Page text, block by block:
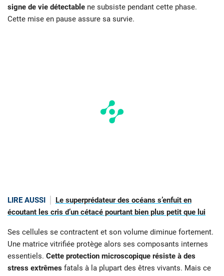
signe de vie détectable ne subsiste pendant cette phase.
Cette mise en pause assure sa survie.
LIRE AUSSI
Le superprédateur des océans s’enfuit en
écoutant les cris d’un cétacé pourtant bien plus petit que lui
Ses cellules se contractent et son volume diminue fortement.
Une matrice vitrifiée protège alors ses composants internes
essentiels. Cette protection microscopique résiste à des
stress extrêmes fatals à la plupart des êtres vivants. Mais ce